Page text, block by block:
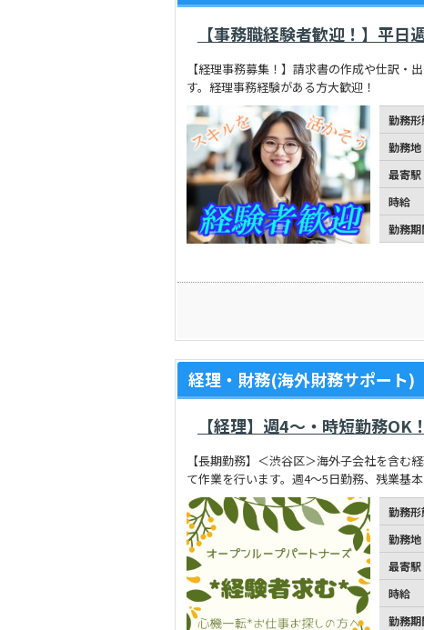
【事務職経験者歓迎！】平
【経理事務募集！】請求書の作成や仕訳・
す。経理事務経験がある方大歓迎！
勤務形
勤務地
最寄駅
時給
勤務期
経理・財務(海外財務サポート)
【経理】週4～・時短勤務
【長期勤務】＜渋谷区＞海外子会社を含む
て作業を行います。週4～5日勤務、残業基
勤務形
勤務地
最寄駅
時給
勤務期